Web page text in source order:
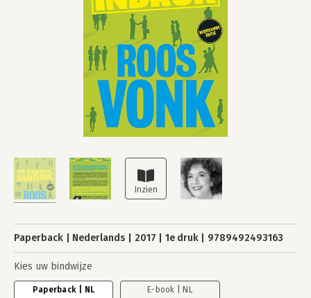
Paperback Nederlands 2017 1e druk 9789492493163
Kies uw bindwijze
Paperback | NL E-book | NL